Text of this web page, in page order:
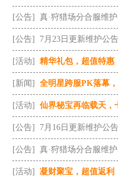
[公告] 真·狩猎场分合服维
[公告] 7月23日更新维护公告
[活动] 精华礼包，超值特惠
[新闻] 全明星跨服PK落幕
[活动] 仙界秘宝再临载天，
[公告] 7月16日更新维护公告
[公告] 真·狩猎场分合服维
[活动] 凝财聚宝，超值返利